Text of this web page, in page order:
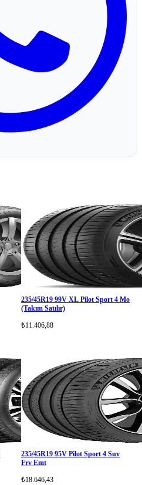
235/45R19 99V XL Pilot Sport 4 Mo
(Takım Satılır)
₺11.406,88
235/45R19 95V Pilot Sport 4 Suv
Frv Emt
₺18.646,43